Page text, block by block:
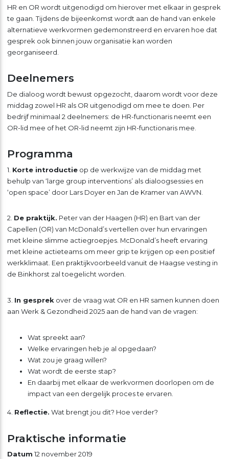
HR en OR wordt uitgenodigd om hierover met elkaar in gesprek
te gaan. Tijdens de bijeenkomst wordt aan de hand van enkele
alternatieve werkvormen gedemonstreerd en ervaren hoe dat
gesprek ook binnen jouw organisatie kan worden
georganiseerd.
Deelnemers
De dialoog wordt bewust opgezocht, daarom wordt voor deze
middag zowel HR als OR uitgenodigd om mee te doen. Per
bedrijf minimaal 2 deelnemers: de HR-functionaris neemt een
OR-lid mee of het OR-lid neemt zijn HR-functionaris mee.
Programma
1. Korte introductieop de werkwijze van de middag met
behulp van ‘large group interventions’ als dialoogsessies en
‘open space’ door Lars Doyer en Jan de Kramer van AWVN.
2. De praktijk. Peter van der Haagen (HR) en Bart van der
Capellen (OR) van McDonald’s vertellen over hun ervaringen
met kleine slimme actiegroepjes. McDonald’s heeft ervaring
met kleine actieteams om meer grip te krijgen op een positief
werkklimaat. Een praktijkvoorbeeld vanuit de Haagse vesting in
de Binkhorst zal toegelicht worden.
3. In gesprek over de vraag wat OR en HR samen kunnen doen
aan Werk & Gezondheid 2025 aan de hand van de vragen:
Wat spreekt aan?
Welke ervaringen heb je al opgedaan?
Wat zou je graag willen?
Wat wordt de eerste stap?
En daarbij met elkaar de werkvormen doorlopen om de
impact van een dergelijk proces te ervaren.
4. Reflectie. Wat brengt jou dit? Hoe verder?
Praktische informatie
Datum 12 november 2019